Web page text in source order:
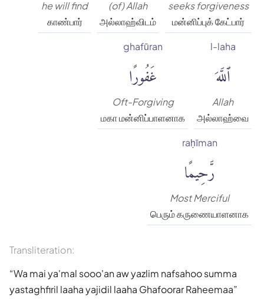
seeks forgiveness
மன்னிப்புக் கேட்பார்
(of) Allah
அல்லாஹ்விடம்
he will find
காண்பார்
l-laha
ٱللَّهَ
Allah
அல்லாஹ்வை
ghafūran
غَفُورًا
Oft-Forgiving
மகா மன்னிப்பாளனாக
raḥīman
رَّحِيمًا
Most Merciful
பெரும் கருணையாளனாக
Transliteration:
Wa mai ya'mal sooo'an aw yazlim nafsahoo summa
yastaghfiril laaha yajidil laaha Ghafoorar Raheemaa